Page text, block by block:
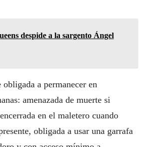
despide a la sargento Ángel
a permanecer en
amenazada de muerte si
en el maletero cuando
obligada a usar una garrafa